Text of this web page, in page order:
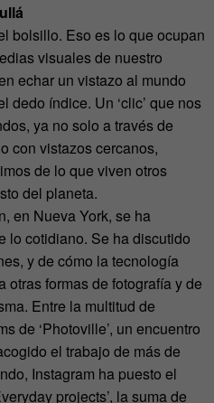
bolsillo. Eso es lo que ocupan
visuales de nuestro
echar un vistazo al mundo
dedo índice. Un ‘clic’ que nos
ya no solo a través de
con vistazos cercanos,
de lo que viven otros
del planeta.
en Nueva York, se ha
lo cotidiano. Se ha discutido
y de cómo la tecnología
otras formas de fotografía y de
Entre la multitud de
de ‘Photoville’, un encuentro
el trabajo de más de
Instagram ha puesto el
projects’, la suma de